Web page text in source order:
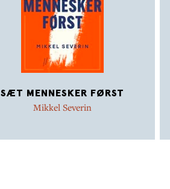
SÆT MENNESKER FØRST
Mikkel Severin